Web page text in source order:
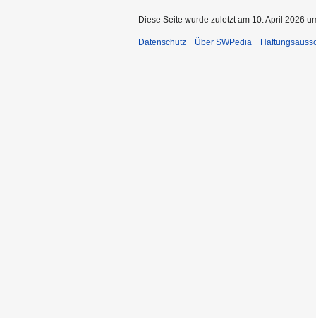
Diese Seite wurde zuletzt am 10. April 2026
Datenschutz Über SWPedia